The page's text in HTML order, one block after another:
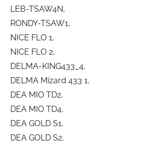
LEB-TSAW4N,
RONDY-TSAW1,
NICE FLO 1,
NICE FLO 2,
DELMA-KING433_4,
DELMA Mizard 433 1,
DEA MIO TD2,
DEA MIO TD4,
DEA GOLD S1,
DEA GOLD S2,